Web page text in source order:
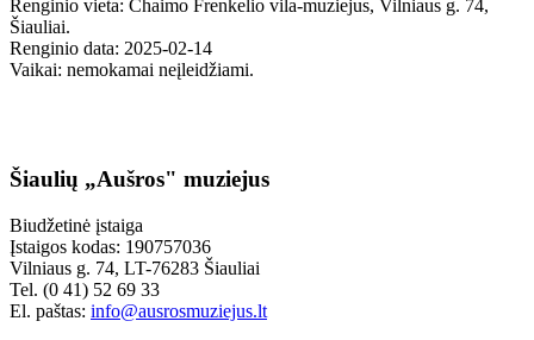
Renginio vieta: Chaimo Frenkelio vila-muziejus, Vilniaus g. 74,
Šiauliai.
Renginio data: 2025-02-14
Vaikai: nemokamai neįleidžiami.
Šiaulių „Aušros" muziejus
Biudžetinė įstaiga
Įstaigos kodas: 190757036
Vilniaus g. 74, LT-76283 Šiauliai
Tel. (0 41) 52 69 33
El. paštas: info@ausrosmuziejus.lt